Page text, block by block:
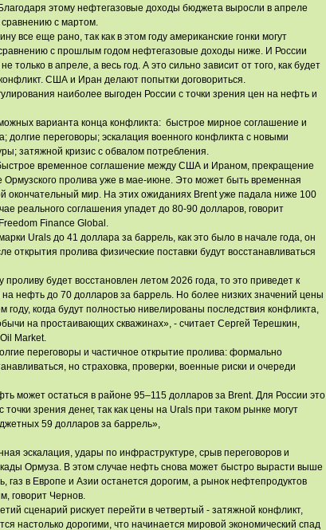
этому нефтегазовые доходы бюджета выросли в апреле
с мартом.
все еще рано, так как в этом году американские гонки могут
с прошлым годом нефтегазовые доходы ниже. И России
только в апреле, а весь год. А это сильно зависит от того, как будет
США и Иран делают попытки договориться.
наиболее выгоден России с точки зрения цен на нефть и
варианта конца конфликта: быстрое мирное соглашение и
долгие переговоры; эскалация военного конфликта с новыми
затяжной кризис с обвалом потребления.
временное соглашение между США и Ираном, прекращение
Ормузского пролива уже в мае-июне. Это может быть временная
окончательный мир. На этих ожиданиях Brent уже падала ниже 100
реального соглашения упадет до 80-90 долларов, говорит
Finance Global.
Urals до 41 доллара за баррель, как это было в начале года, он
открытия пролива физические поставки будут восстанавливаться
будет восстановлен летом 2026 года, то это приведет к
нефть до 70 долларов за баррель. Но более низких значений цены
году, когда будут полностью нивелированы последствия конфликта,
на простаивающих скважинах», - считает Сергей Терешкин,
Market.
переговоры и частичное открытие пролива: формально
но страховка, проверки, военные риски и очереди
может остаться в районе 95–115 долларов за Brent. Для России это
зрения денег, так как цены на Urals при таком рынке могут
59 долларов за баррель»,
эскалация, удары по инфраструктуре, срыв переговоров и
Ормуза. В этом случае нефть снова может быстро вырасти выше
газ в Европе и Азии останется дорогим, а рынок нефтепродуктов
говорит Чернов.
сценарий рискует перейти в четвертый - затяжной конфликт,
настолько дорогими, что начинается мировой экономический спад